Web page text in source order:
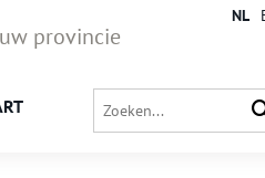
provincie
NL